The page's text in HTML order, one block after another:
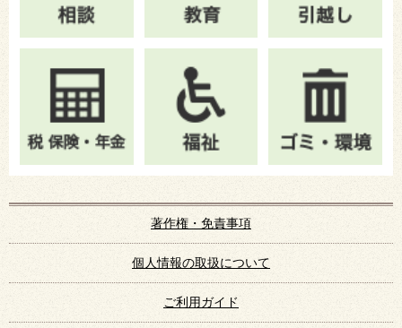
著作権・免責事項
個人情報の取扱について
ご利用ガイド